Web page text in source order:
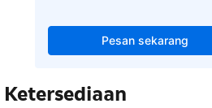
Pesan sekarang
Ketersediaan